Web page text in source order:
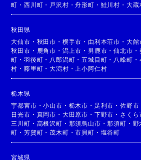
町 ・西川町 ・ 戸沢村 ・舟形町 ・ 鮭川村 ・ 大蔵
秋田県
大仙市 ・ 秋田市 ・ 横手市 ・ 由利本荘市 ・ 大館
秋田市 ・ 鹿角市 ・ 潟上市 ・ 男鹿市 ・仙北市 ・
町 ・羽後町 ・ 八郎潟町 ・五城目町 ・ 八峰町 ・
村 ・藤里町 ・大潟村 ・ 上小阿仁村
栃木県
宇都宮市 ・小山市 ・ 栃木市 ・ 足利市 ・佐野市
日光市 ・ 真岡市 ・ 大田原市 ・ 下野市 ・ さくら
三川町 ・ 高根沢町 ・ 那須烏山市 ・那須町 ・ 野
町 ・芳賀町 ・ 茂木町 ・市貝町 ・ 塩谷町
宮城県